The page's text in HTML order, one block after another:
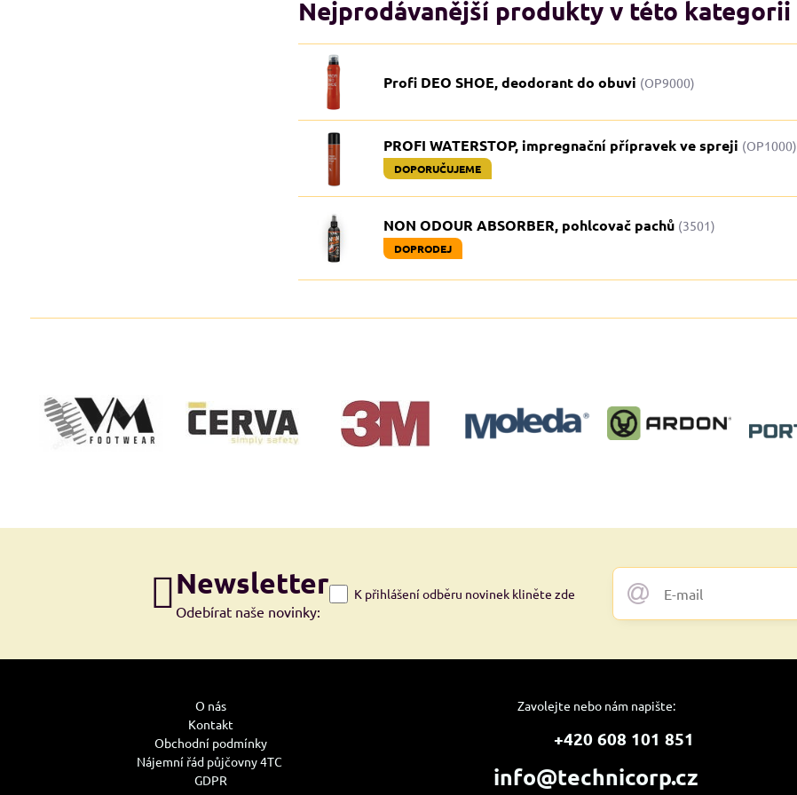
Nejprodávanější produkty v této kategorii
Profi DEO SHOE, deodorant do obuvi (OP9000)
PROFI WATERSTOP, impregnační přípravek ve spreji (OP1000)
DOPORUČUJEME
NON ODOUR ABSORBER, pohlcovač pachů (3501)
DOPRODEJ
Newsletter
Odebírat naše novinky:
K přihlášení odběru novinek kliněte zde
O nás
Kontakt
Obchodní podmínky
Nájemní řád půjčovny 4TC
GDPR
Zavolejte nebo nám napište:
+420 608 101 851
info@technicorp.cz